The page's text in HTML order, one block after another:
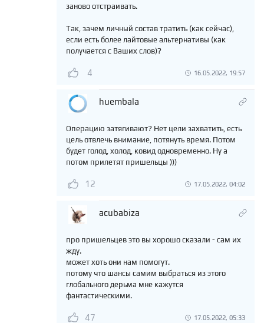
заново отстраивать.
Так, зачем личный состав тратить (как сейчас),
если есть более лайтовые альтернативы (как
получается с Ваших слов)?
4 16.05.2022, 19:57
huembala
Операцию затягивают? Нет цели захватить, есть
цель отвлечь внимание, потянуть время. Потом
будет голод, холод, ковид одновременно. Ну а
потом прилетят пришельцы )))
12 17.05.2022, 04:02
acubabiza
про пришельцев это вы хорошо сказали - сам их
жду.
может хоть они нам помогут.
потому что шансы самим выбраться из этого
глобального дерьма мне кажутся
фантастическими.
47 17.05.2022, 05:33